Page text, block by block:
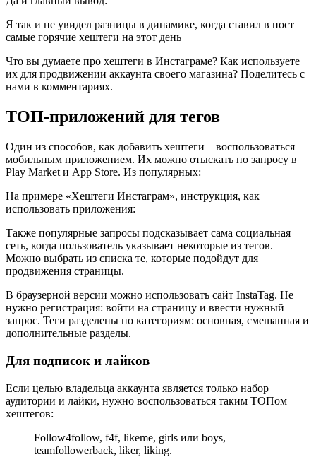
Я так и не увидел разницы в динамике, когда ставил в пост
самые горячие хештеги на этот день
Что вы думаете про хештеги в Инстаграме? Как используете
их для продвижении аккаунта своего магазина? Поделитесь с
нами в комментариях.
ТОП-приложений для тегов
Один из способов, как добавить хештеги – воспользоваться
мобильным приложением. Их можно отыскать по запросу в
Play Market и App Store. Из популярных:
На примере «Хештеги Инстаграм», инструкция, как
использовать приложения:
Также популярные запросы подсказывает сама социальная
сеть, когда пользователь указывает некоторые из тегов.
Можно выбрать из списка те, которые подойдут для
продвижения страницы.
В браузерной версии можно использовать сайт InstaTag. Не
нужно регистрация: войти на страницу и ввести нужный
запрос. Теги разделены по категориям: основная, смешанная и
дополнительные разделы.
Для подписок и лайков
Если целью владельца аккаунта является только набор
аудитории и лайки, нужно воспользоваться таким ТОПом
хештегов:
Follow4follow, f4f, likeme, girls или boys,
teamfollowerback, liker, liking.